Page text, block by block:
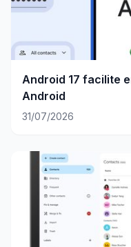
Android 17 facilite
Android
31/07/2026